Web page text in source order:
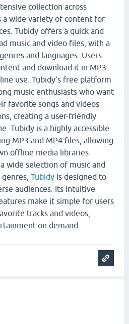
collection across
a wide variety of content for
Tubidy offers a quick and
music and video files, with a
and languages. Users
and download it in MP3
use. Tubidy’s free platform
music enthusiasts who want
favorite songs and videos
creating a user-friendly
Tubidy is a highly accessible
MP3 and MP4 files, allowing
offline media libraries
wide selection of music and
Tubidy is designed to
audiences. Its intuitive
make it simple for users
tracks and videos,
on demand.